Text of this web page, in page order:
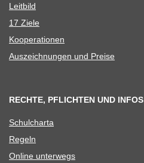
Leit­bild
17 Ziele
Koope­ra­tio­nen
Aus­zeich­nun­gen und Preise
RECHTE, PFLICHTEN UND INFOS
Schul­charta
Regeln
Online unter­wegs